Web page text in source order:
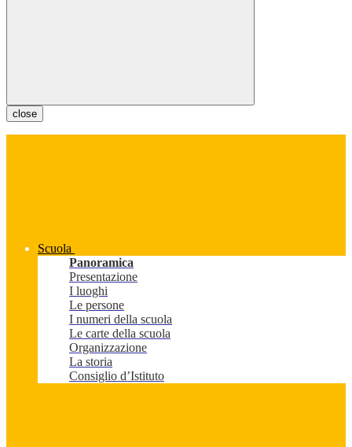
close
Scuola
Panoramica
Presentazione
I luoghi
Le persone
I numeri della scuola
Le carte della scuola
Organizzazione
La storia
Consiglio d’Istituto